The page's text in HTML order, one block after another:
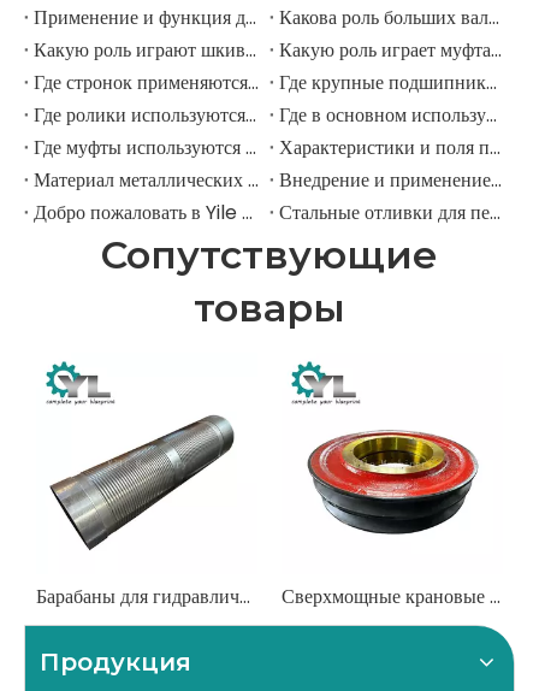
Применение и функция дорожных роликов в горнодобывающих экскаваторах
Какова роль больших валов в горнодобывающих экскаваторах?
Какую роль играют шкивы в крупных горнодобывающих экскаваторах?
Какую роль играет муфта в горнодобывающем экскаваторе?
Где стронок применяются в горнодобывающем оборудовании?
Где крупные подшипники применяются в механическом оборудовании?
Где ролики используются в крупномасштабном механическом оборудовании?
Где в основном используются промышленные шкивы?
Где муфты используются в промышленном поле?
Характеристики и поля применения шестерни для елочки
Материал металлических передач
Внедрение и применение прямозубых передач.
Добро пожаловать в Yile Machinery
Стальные отливки для передач
Сопутствующие
товары
Барабаны для гидравлических лебедок на заказ | Сверхмощные швартовые и буксирные барабаны Сверхмощные крановые шкивы из кованой стали | Шкивы для троса
Продукция